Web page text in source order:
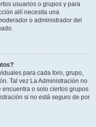
usuarios o grupos y para
allí necesita una
o administrador del
para cada foro, grupo,
Tal vez La Administración no
o solo ciertos grupos
si no está seguro de por